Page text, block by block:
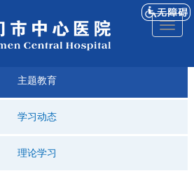
专科
建设
仁济
科普
人才
招聘
仁济
医院
视频
主题教育
学习动态
理论学习